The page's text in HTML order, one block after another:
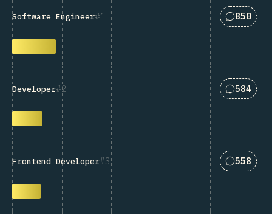
1
Software Engineer 匹配
850
2
Developer 匹配
584
3
Frontend Developer 匹配
558